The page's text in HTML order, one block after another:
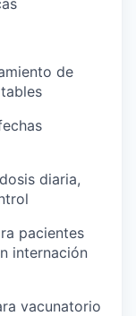
de
diaria,
pacientes
internación
vacunatorio